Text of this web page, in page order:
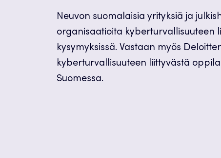
Neuvon suomalaisia yrityksiä ja
organisaatioita kyberturvallisuuteen
kysymyksissä. Vastaan myös
kyberturvallisuuteen liittyvästä
Suomessa.